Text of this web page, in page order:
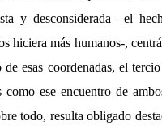
y desconsiderada –el
hiciera más humanos-,
esas coordenadas, el
ese encuentro de
todo, resulta obligado